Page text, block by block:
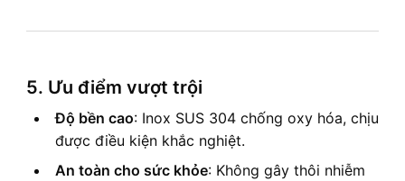
5. Ưu điểm vượt trội
Độ bền cao: Inox SUS 304 chống oxy hóa, chịu
được điều kiện khắc nghiệt.
An toàn cho sức khỏe: Không gây thôi nhiễm